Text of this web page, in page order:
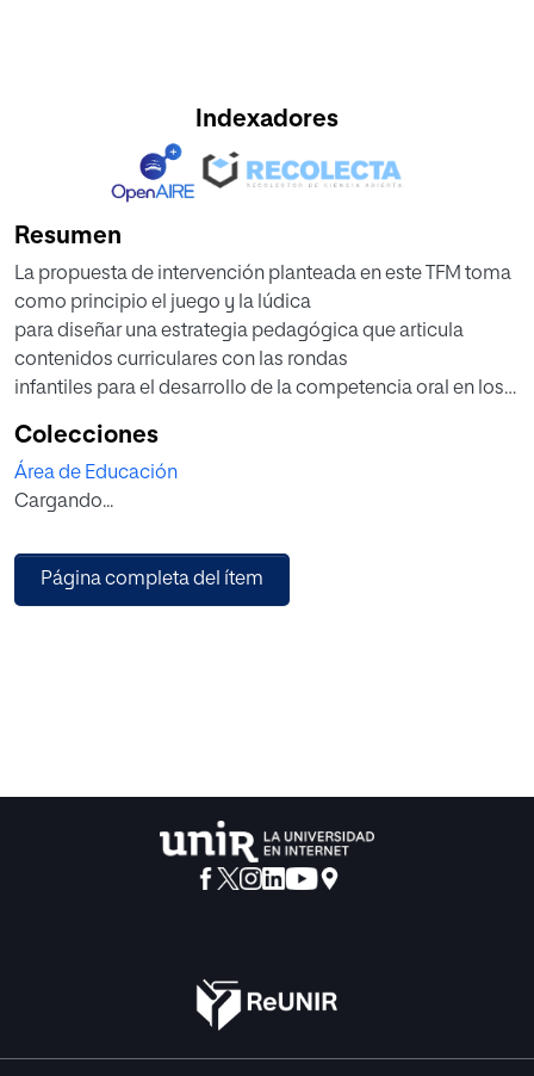
Indexadores
Resumen
La propuesta de intervención planteada en este TFM toma
como principio el juego y la lúdica
para diseñar una estrategia pedagógica que articula
contenidos curriculares con las rondas
infantiles para el desarrollo de la competencia oral en los
encuentran en etapa inicial de educación. Se han planeado
de acuerdo con los pre-saberes
que los niños han adquirido por sus vivencias y la relación
planeación de esta estrategia fue preciso recurrir a la
metodología de acción participación,
Colecciones
Área de Educación
Cargando...
Página completa del ítem